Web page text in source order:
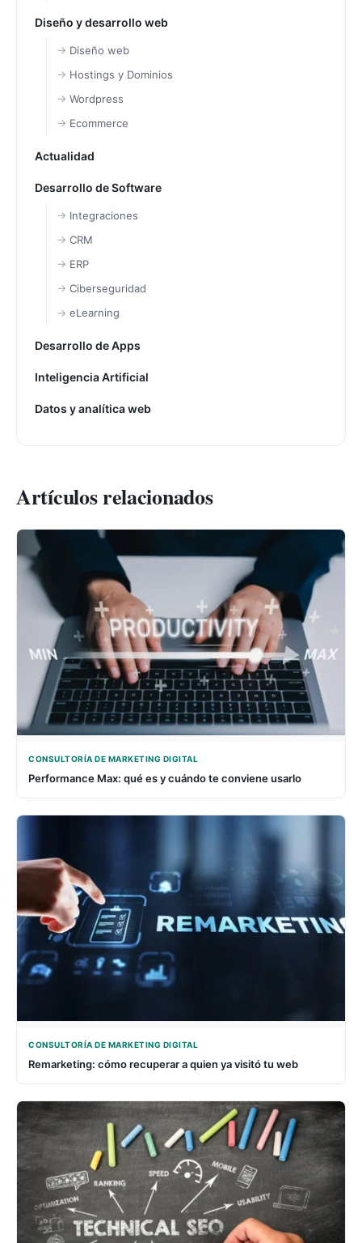
Diseño y desarrollo web
Diseño web
Hostings y Dominios
Wordpress
Ecommerce
Actualidad
Desarrollo de Software
Integraciones
CRM
ERP
Ciberseguridad
eLearning
Desarrollo de Apps
Inteligencia Artificial
Datos y analítica web
Artículos relacionados
CONSULTORÍA DE MARKETING DIGITAL
Performance Max: qué es y cuándo te conviene usarlo
CONSULTORÍA DE MARKETING DIGITAL
Remarketing: cómo recuperar a quien ya visitó tu web